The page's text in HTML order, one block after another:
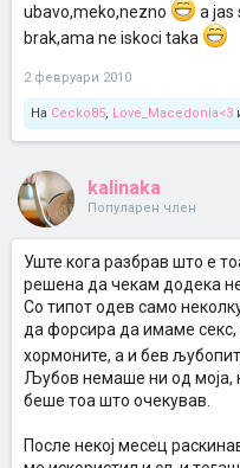
ubavo,meko,nezno
a jas
brak,ama ne iskoci taka
2 февруари 2010
На Cecko85, Love_Macedonia<3
kalinaka
Популарен член
Уште кога разбрав што е
решена да чекам додека
Со типот одев само
да форсира да имаме
хормоните, а и бев
Љубов немаше ни од моја,
беше тоа што очекував.
После некој месец